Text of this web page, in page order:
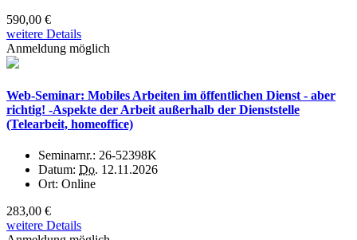
590,00 €
weitere Details
Anmeldung möglich
Web-Seminar: Mobiles Arbeiten im öffentlichen Dienst - aber
richtig! -Aspekte der Arbeit außerhalb der Dienststelle
(Telearbeit, homeoffice)
Seminarnr.: 26-52398K
Datum: Do. 12.11.2026
Ort: Online
283,00 €
weitere Details